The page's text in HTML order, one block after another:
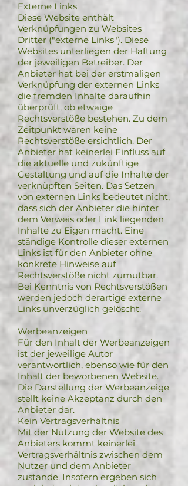
Externe Links
Diese Website enthält
Verknüpfungen zu Websites
Dritter ("externe Links"). Diese
Websites unterliegen der Haftung
der jeweiligen Betreiber. Der
Anbieter hat bei der erstmaligen
Verknüpfung der externen Links
die fremden Inhalte daraufhin
überprüft, ob etwaige
Rechtsverstöße bestehen. Zu dem
Zeitpunkt waren keine
Rechtsverstöße ersichtlich. Der
Anbieter hat keinerlei Einfluss auf
die aktuelle und zukünftige
Gestaltung und auf die Inhalte der
verknüpften Seiten. Das Setzen
von externen Links bedeutet nicht,
dass sich der Anbieter die hinter
dem Verweis oder Link liegenden
Inhalte zu Eigen macht. Eine
ständige Kontrolle dieser externen
Links ist für den Anbieter ohne
konkrete Hinweise auf
Rechtsverstöße nicht zumutbar.
Bei Kenntnis von Rechtsverstößen
werden jedoch derartige externe
Links unverzüglich gelöscht.
Werbeanzeigen
Für den Inhalt der Werbeanzeigen
ist der jeweilige Autor
verantwortlich, ebenso wie für den
Inhalt der beworbenen Website.
Die Darstellung der Werbeanzeige
stellt keine Akzeptanz durch den
Anbieter dar.
Kein Vertragsverhältnis
Mit der Nutzung der Website des
Anbieters kommt keinerlei
Vertragsverhältnis zwischen dem
Nutzer und dem Anbieter
zustande. Insofern ergeben sich